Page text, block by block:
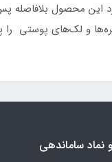
این محصول
حفره‌ها و لک‌های
نماد ساماندهی